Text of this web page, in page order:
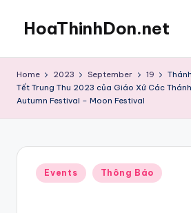
content
HoaThinhDon.net
in
Washington
Home 2023 September 19
Tết Trung Thu 2023 của Giáo Xứ Các
Autumn Festival – Moon Festival
Posted
in
Events Thông Báo